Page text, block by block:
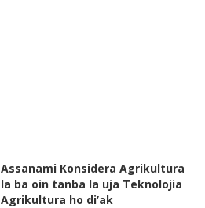
Assanami Konsidera Agrikultura
la ba oin tanba la uja Teknolojia
Agrikultura ho di’ak